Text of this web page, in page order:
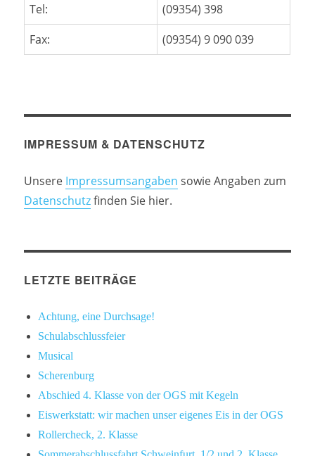
Tel:
(09354) 398
Fax:
(09354) 9 090 039
IMPRESSUM & DATENSCHUTZ
Unsere Impressumsangaben sowie Angaben zum
Datenschutzfinden Sie hier.
LETZTE BEITRÄGE
Achtung, eine Durchsage!
Schulabschlussfeier
Musical
Scherenburg
Abschied 4. Klasse von der OGS mit Kegeln
Eiswerkstatt: wir machen unser eigenes Eis in der OGS
Rollercheck, 2. Klasse